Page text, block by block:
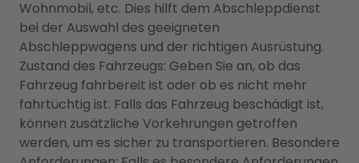
Wohnmobil, etc. Dies hilft dem Abschleppdienst
bei der Auswahl des geeigneten
Abschleppwagens und der richtigen Ausrüstung.
Zustand des Fahrzeugs: Geben Sie an, ob das
Fahrzeug fahrbereit ist oder ob es nicht mehr
fahrtüchtig ist. Falls das Fahrzeug beschädigt ist,
können zusätzliche Vorkehrungen getroffen
werden, um es sicher zu transportieren. Besondere